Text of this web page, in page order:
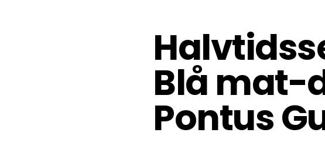
Blå mat-
Pontus